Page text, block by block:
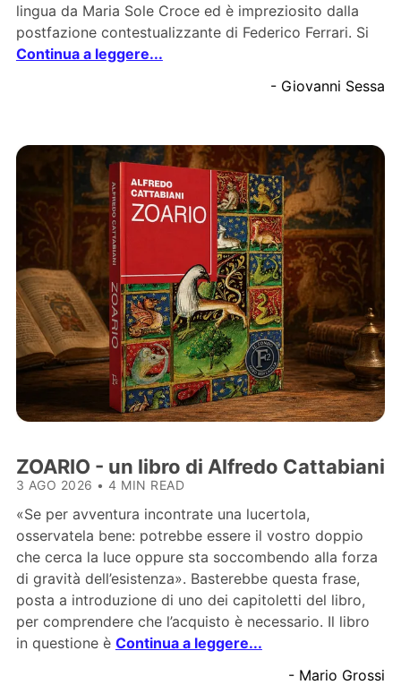
lingua da Maria Sole Croce ed è impreziosito dalla
postfazione contestualizzante di Federico Ferrari. Si
Continua a leggere...
- Giovanni Sessa
ZOARIO - un libro di Alfredo Cattabiani
3 AGO 2026 • 4 MIN READ
«Se per avventura incontrate una lucertola,
osservatela bene: potrebbe essere il vostro doppio
che cerca la luce oppure sta soccombendo alla forza
di gravità dell’esistenza». Basterebbe questa frase,
posta a introduzione di uno dei capitoletti del libro,
per comprendere che l’acquisto è necessario. Il libro
in questione è Continua a leggere...
- Mario Grossi